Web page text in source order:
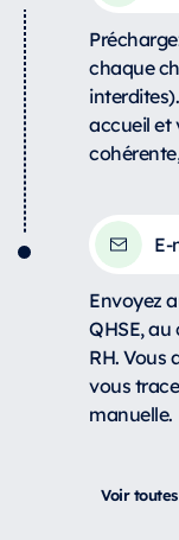
chaque
accueil et
Envoyez
QHSE,
RH. Vous
vous
manuelle.
Voir